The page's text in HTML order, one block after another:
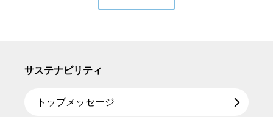
サステナビリティ
トップメッセージ